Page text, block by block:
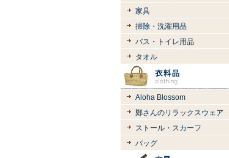
家具
掃除・洗濯用品
バス・トイレ用品
タオル
Aloha Blossom
鄭さんのリラックスウェア
ストール・スカーフ
バッグ